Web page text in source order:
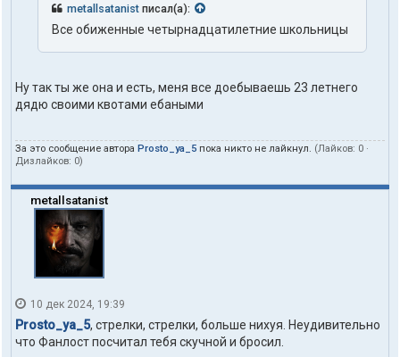
metallsatanist писал(а):
Все обиженные четырнадцатилетние школьницы
Ну так ты же она и есть, меня все доебываешь 23 летнего
дядю своими квотами ебаными
За это сообщение автора Prosto_ya_5 пока никто не лайкнул. (Лайков: 0 ·
Дизлайков: 0)
metallsatanist
10 дек 2024, 19:39
Prosto_ya_5, стрелки, стрелки, больше нихуя. Неудивительно
что Фанлост посчитал тебя скучной и бросил.